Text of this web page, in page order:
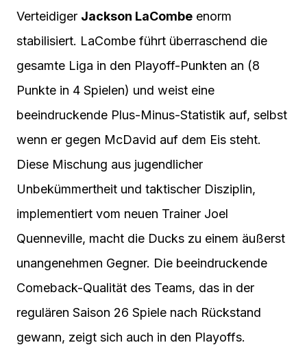
Verteidiger Jackson LaCombe enorm
stabilisiert. LaCombe führt überraschend die
gesamte Liga in den Playoff-Punkten an (8
Punkte in 4 Spielen) und weist eine
beeindruckende Plus-Minus-Statistik auf, selbst
wenn er gegen McDavid auf dem Eis steht.
Diese Mischung aus jugendlicher
Unbekümmertheit und taktischer Disziplin,
implementiert vom neuen Trainer Joel
Quenneville, macht die Ducks zu einem äußerst
unangenehmen Gegner. Die beeindruckende
Comeback-Qualität des Teams, das in der
regulären Saison 26 Spiele nach Rückstand
gewann, zeigt sich auch in den Playoffs.